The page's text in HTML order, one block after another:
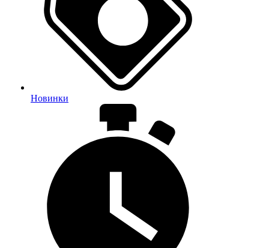
Новинки